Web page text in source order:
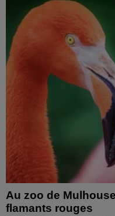
Au zoo de
flamants rouges